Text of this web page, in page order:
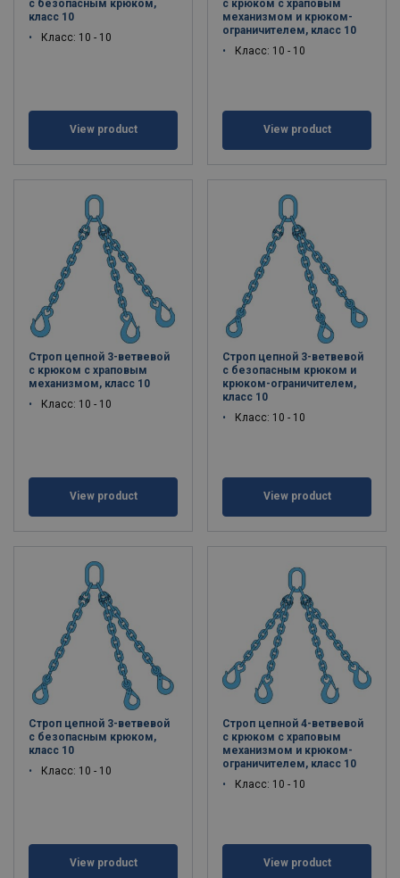
с безопасным крюком,
класс 10
Класс: 10 - 10
View product
с крюком с храповым
механизмом и крюком-
ограничителем, класс 10
Класс: 10 - 10
View product
Строп цепной 3-ветвевой
с крюком с храповым
механизмом, класс 10
Класс: 10 - 10
View product
Строп цепной 3-ветвевой
с безопасным крюком и
крюком-ограничителем,
класс 10
Класс: 10 - 10
View product
Строп цепной 3-ветвевой
с безопасным крюком,
класс 10
Класс: 10 - 10
View product
Строп цепной 4-ветвевой
с крюком с храповым
механизмом и крюком-
ограничителем, класс 10
Класс: 10 - 10
View product